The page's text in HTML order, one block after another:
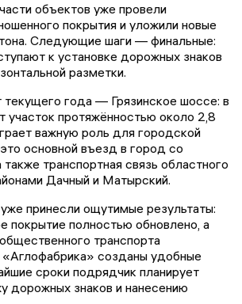
объектов уже провели
покрытия и уложили новые
Следующие шаги — финальные:
к установке дорожных знаков
разметки.
года — Грязинское шоссе: в
участок протяжённостью около 2,8
важную роль для городской
основной въезд в город со
транспортная связь областного
Дачный и Матырский.
принесли ощутимые результаты:
покрытие полностью обновлено, а
транспорта
созданы удобные
сроки подрядчик планирует
дорожных знаков и нанесению